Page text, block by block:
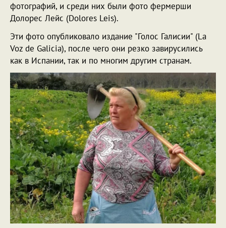
фотографий, и среди них были фото фермерши
Долорес Лейс (Dolores Leis).
Эти фото опубликовало издание "Голос Галисии" (La
Voz de Galicia), после чего они резко завирусились
как в Испании, так и по многим другим странам.